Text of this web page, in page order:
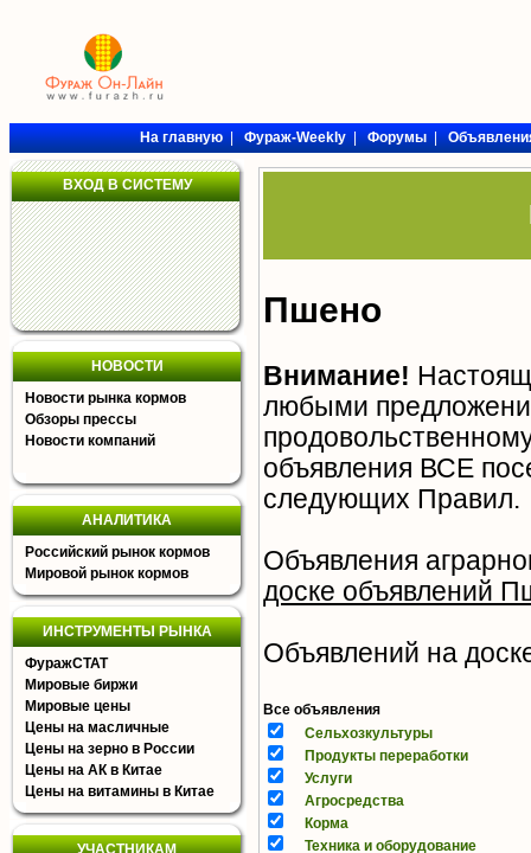
На главную|Фураж-Weekly|Форумы|
ВХОД В СИСТЕМУ
НОВОСТИ
Новости рынка кормов
Обзоры прессы
Новости компаний
АНАЛИТИКА
Российский рынок кормов
Мировой рынок кормов
ИНСТРУМЕНТЫ РЫНКА
ФуражСТАТ
Мировые биржи
Мировые цены
Цены на масличные
Цены на зерно в России
Цены на АК в Китае
Цены на витамины в Китае
УЧАСТНИКАМ
Пшено
Внимание!
любыми
объявления ВСЕ
следующих Правил.
Объявления
доске объявлений
Объявлений на
Все объявления
Сельхозкультуры
Продукты переработки
Услуги
Агросредства
Корма
Техника и оборудование